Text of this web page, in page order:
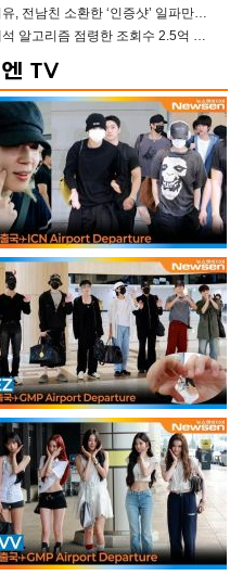
아이유, 전남친 소환한 ‘인증샷’ 일파만파 속…남사친 변우석 선물도 남겼나 ‘훈훈’
유재석 알고리즘 점령한 조회수 2.5억 신박한 다비치, 강민경 덩달아 긴장(해투)